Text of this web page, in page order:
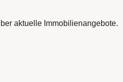
aktuelle Immobilienangebote.